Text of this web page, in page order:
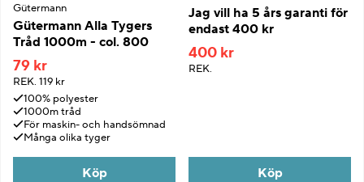
Gütermann
Gütermann Alla Tygers
Tråd 1000m - col. 800
79 kr
REK. 119 kr
100% polyester
1000m tråd
För maskin- och handsömnad
Många olika tyger
Köp
Jag vill ha 5 års garanti för
endast 400 kr
400 kr
REK.
Köp